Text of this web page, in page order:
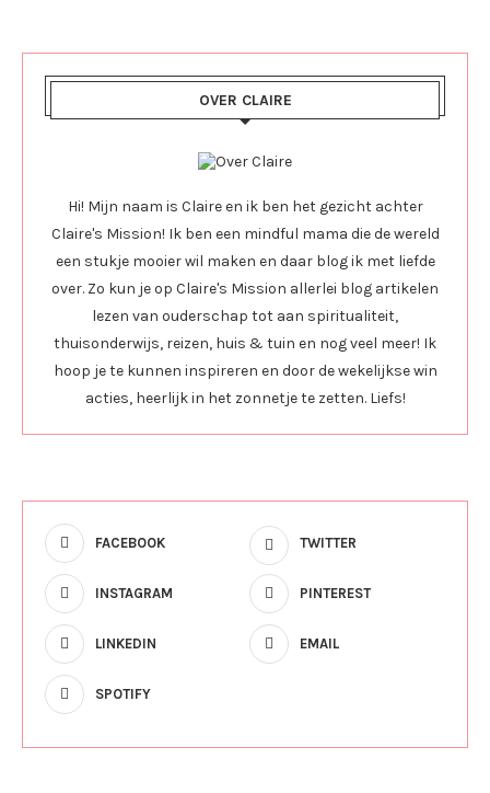
OVER CLAIRE
Hi! Mijn naam is Claire en ik ben het gezicht achter
Claire's Mission! Ik ben een mindful mama die de wereld
een stukje mooier wil maken en daar blog ik met liefde
over. Zo kun je op Claire's Mission allerlei blog artikelen
lezen van ouderschap tot aan spiritualiteit,
thuisonderwijs, reizen, huis & tuin en nog veel meer! Ik
hoop je te kunnen inspireren en door de wekelijkse win
acties, heerlijk in het zonnetje te zetten. Liefs!
FACEBOOK TWITTER
INSTAGRAM PINTEREST
LINKEDIN EMAIL
SPOTIFY